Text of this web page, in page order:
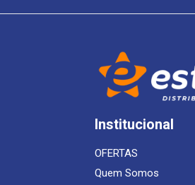
Institucional
OFERTAS
Quem Somos